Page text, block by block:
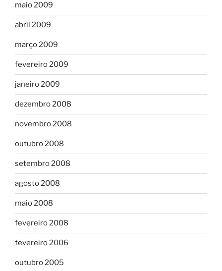
maio 2009
abril 2009
março 2009
fevereiro 2009
janeiro 2009
dezembro 2008
novembro 2008
outubro 2008
setembro 2008
agosto 2008
maio 2008
fevereiro 2008
fevereiro 2006
outubro 2005